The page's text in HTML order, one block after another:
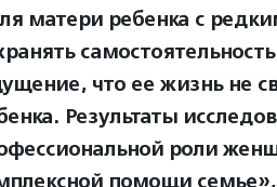
матери ребенка с
что ее жизнь не
Результаты
роли
помощи